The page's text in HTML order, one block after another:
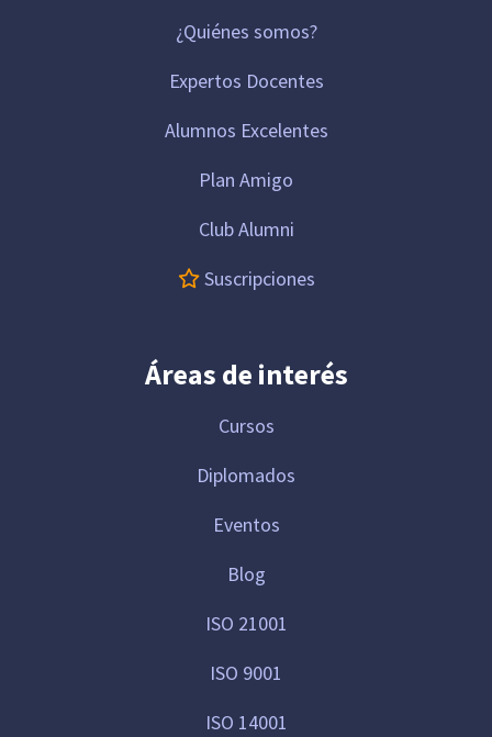
¿Quiénes somos?
Expertos Docentes
Alumnos Excelentes
Plan Amigo
Club Alumni
Suscripciones
Áreas de interés
Cursos
Diplomados
Eventos
Blog
ISO 21001
ISO 9001
ISO 14001